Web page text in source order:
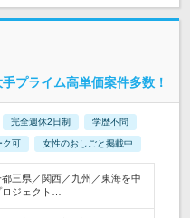
プライム高単価案件多数！
完全週休2日制 学歴不問
ク可 女性のおしごと掲載中
三県／関西／九州／東海を中
ジェクト…